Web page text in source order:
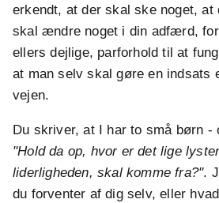
erkendt, at der skal ske noget, at
skal ændre noget i din adfærd,
ellers dejlige, parforhold til at
at man selv skal gøre en indsats
vejen.
Du skriver, at I har to små børn
"Hold da op, hvor er det lige
liderligheden, skal komme fra?".
du forventer af dig selv, eller